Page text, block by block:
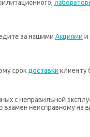
за нашими Акциями и
срокдоставки клиенту
с неправильной
неисправному на